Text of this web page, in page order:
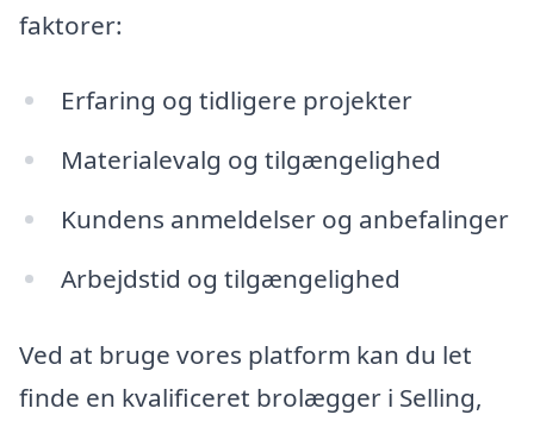
faktorer:
Erfaring og tidligere projekter
Materialevalg og tilgængelighed
Kundens anmeldelser og anbefalinger
Arbejdstid og tilgængelighed
Ved at bruge vores platform kan du let
finde en kvalificeret brolægger i Selling,